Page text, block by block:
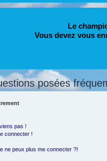
Le
Vous devez vous
posées
pas !
connecter !
ne peux plus me connecter ?!